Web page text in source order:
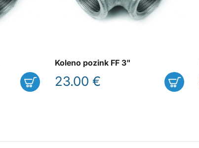
Koleno pozink FF 3"
23.00 €